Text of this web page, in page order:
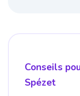
Conseils
Spézet